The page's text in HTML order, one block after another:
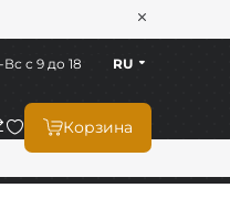
Корзина
с 9 до 18 RU